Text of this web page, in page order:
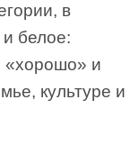
в
белое:
«хорошо» и
культуре и